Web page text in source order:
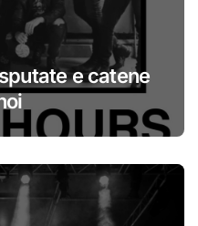
e catene